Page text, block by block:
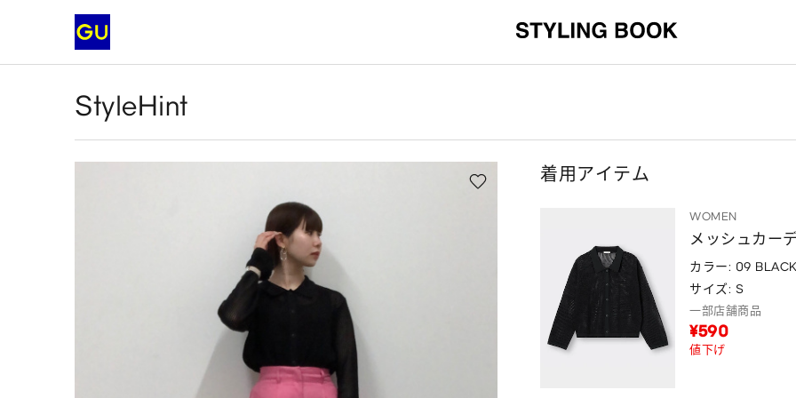
StyleHint
着用アイテム
WOMEN
メッシュカー
カラー: 09 BLACK
サイズ: S
一部店舗商品
¥590
値下げ